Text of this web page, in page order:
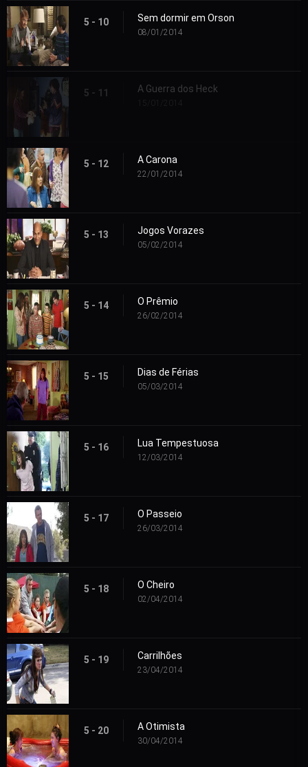
5 - 10 Sem dormir em Orson
08/01/2014
5 - 11 A Guerra dos Heck
5 - 12 A Carona
22/01/2014
5 - 13 Jogos Vorazes
05/02/2014
5 - 14 O Prêmio
26/02/2014
5 - 15 Dias de Férias
05/03/2014
5 - 16 Lua Tempestuosa
12/03/2014
5 - 17 O Passeio
26/03/2014
5 - 18 O Cheiro
02/04/2014
5 - 19 Carrilhões
23/04/2014
5 - 20 A Otimista
30/04/2014